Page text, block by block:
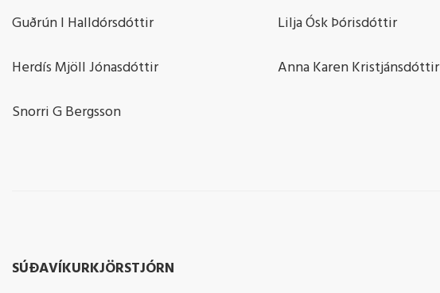
Guðrún I Halldórsdóttir
Herdís Mjöll Jónasdóttir
Snorri G Bergsson
Lilja Ósk Þórisdóttir
Anna Karen Kristjánsdóttir
SÚÐAVÍKURKJÖRSTJÓRN